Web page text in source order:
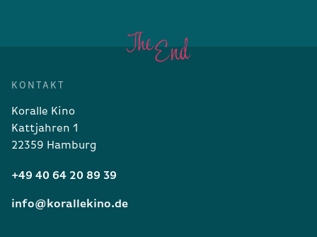
KONTAKT
Koralle Kino
Kattjahren 1
22359 Hamburg
+49 40 64 20 89 39
info@korallekino.de